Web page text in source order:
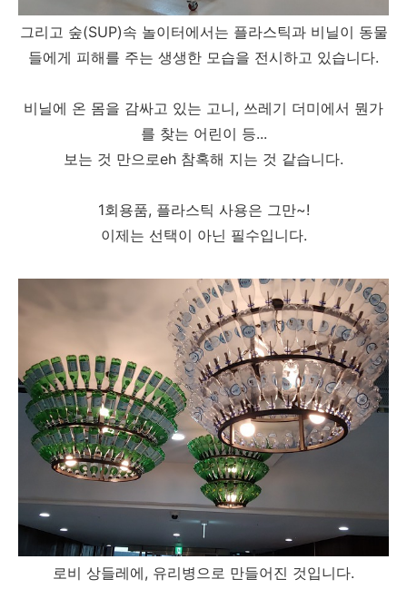
그리고 숲(SUP)속 놀이터에서는 플라스틱과 비닐이 동물
들에게 피해를 주는 생생한 모습을 전시하고 있습니다.
비닐에 온 몸을 감싸고 있는 고니, 쓰레기 더미에서 뭔가
를 찾는 어린이 등...
보는 것 만으로eh 참혹해 지는 것 같습니다.
1회용품, 플라스틱 사용은 그만~!
이제는 선택이 아닌 필수입니다.
로비 상들레에, 유리병으로 만들어진 것입니다.